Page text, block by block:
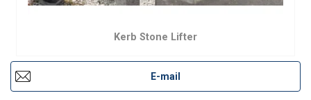
Kerb Stone Lifter
E-mail